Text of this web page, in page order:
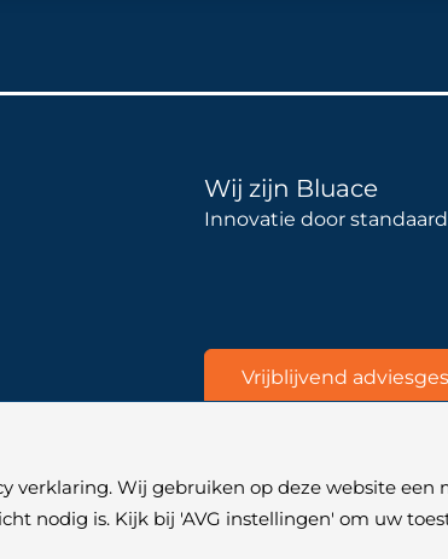
Wij zijn Bluace
Innovatie door
Vrijblijvend
verklaring. Wij gebruiken op deze website
nodig is. Kijk bij 'AVG instellingen' om uw